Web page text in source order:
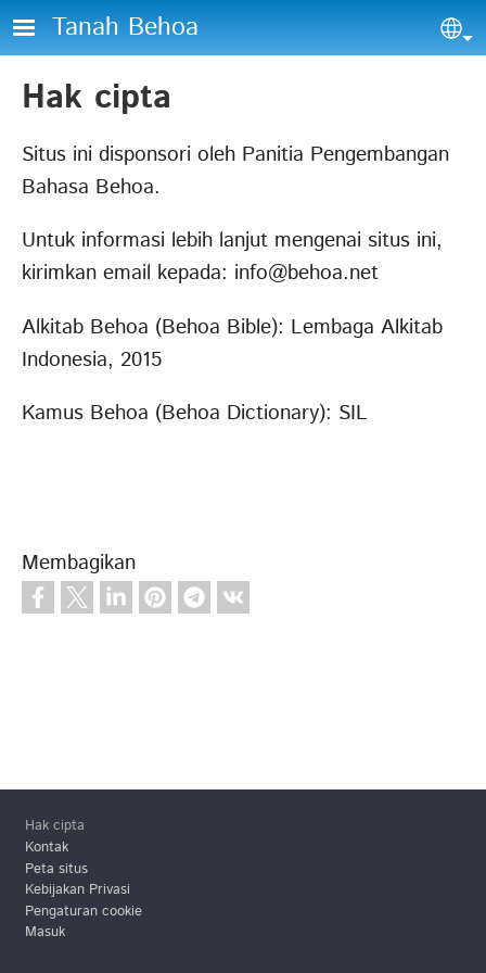
Lompat ke isi utama
Tanah Behoa
Hak cipta
Situs ini disponsori oleh Panitia Pengembangan
Bahasa Behoa.
Untuk informasi lebih lanjut mengenai situs ini,
kirimkan email kepada: info@behoa.net
Alkitab Behoa (Behoa Bible): Lembaga Alkitab
Indonesia, 2015
Kamus Behoa (Behoa Dictionary): SIL
Membagikan
Footer
Hak cipta
Kontak
Peta situs
Kebijakan Privasi
Pengaturan cookie
Masuk